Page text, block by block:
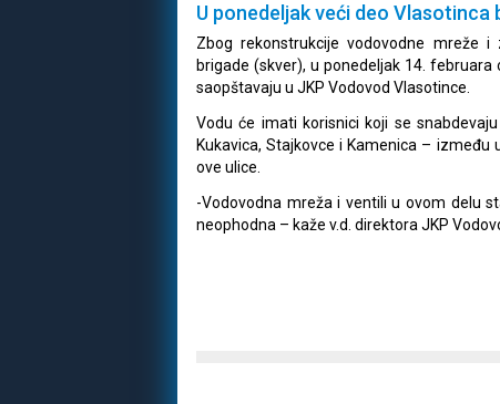
U ponedeljak veći deo Vlasotinca
Zbog rekonstrukcije vodovodne mreže
brigade (skver), u ponedeljak 14.
saopštavaju u JKP Vodovod Vlasotince.
Vodu će imati korisnici koji se
Kukavica, Stajkovce i Kamenica – između
ove ulice.
-Vodovodna mreža i ventili u ovom delu
neophodna – kaže v.d. direktora JKP